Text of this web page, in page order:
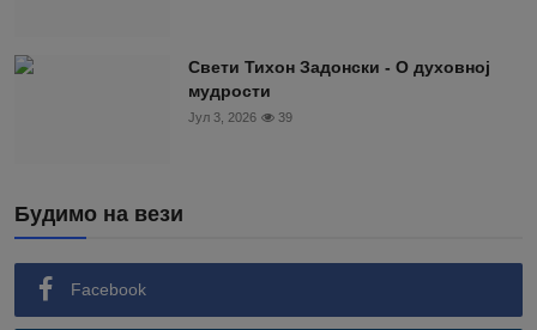
Свети Тихон Задонски - О духовној
мудрости
Јул 3, 2026 39
Будимо на вези
Facebook